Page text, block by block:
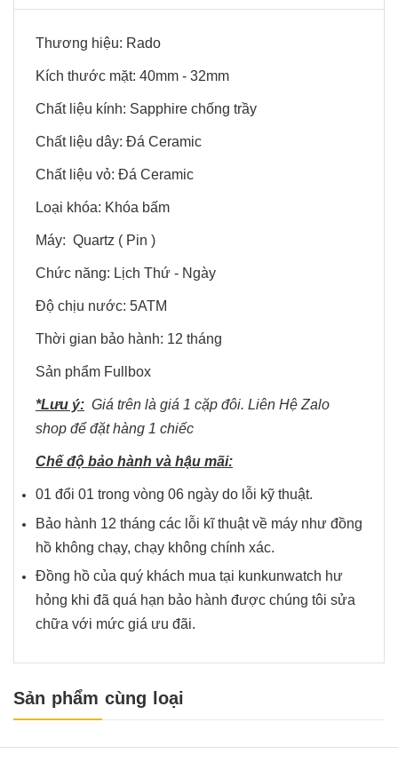
Thương hiệu: Rado
Kích thước mặt: 40mm - 32mm
Chất liệu kính: Sapphire chống trầy
Chất liệu dây: Đá Ceramic
Chất liệu vỏ: Đá Ceramic
Loại khóa: Khóa bấm
Máy: Quartz ( Pin )
Chức năng: Lịch Thứ - Ngày
Độ chịu nước: 5ATM
Thời gian bảo hành: 12 tháng
Sản phẩm Fullbox
*Lưu ý: Giá trên là giá 1 cặp đôi. Liên Hệ Zalo
shop để đặt hàng 1 chiếc
Chế độ bảo hành và hậu mãi:
01 đổi 01 trong vòng 06 ngày do lỗi kỹ thuật.
Bảo hành 12 tháng các lỗi kĩ thuật về máy như đồng
hồ không chạy, chạy không chính xác.
Đồng hồ của quý khách mua tại kunkunwatch hư
hỏng khi đã quá hạn bảo hành được chúng tôi sửa
chữa với mức giá ưu đãi.
Sản phẩm cùng loại